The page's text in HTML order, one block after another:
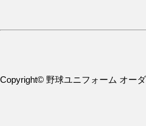
Copyright© 野球ユニフォーム オー